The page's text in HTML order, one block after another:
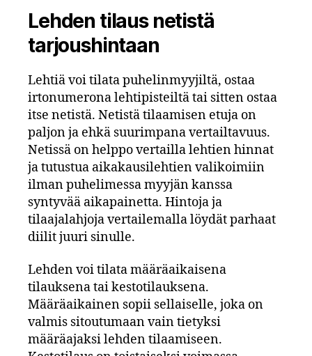
Lehden tilaus netistä
tarjoushintaan
Lehtiä voi tilata puhelinmyyjiltä, ostaa
irtonumerona lehtipisteiltä tai sitten ostaa
itse netistä. Netistä tilaamisen etuja on
paljon ja ehkä suurimpana vertailtavuus.
Netissä on helppo vertailla lehtien hinnat
ja tutustua aikakausilehtien valikoimiin
ilman puhelimessa myyjän kanssa
syntyvää aikapainetta. Hintoja ja
tilaajalahjoja vertailemalla löydät parhaat
diilit juuri sinulle.
Lehden voi tilata määräaikaisena
tilauksena tai kestotilauksena.
Määräaikainen sopii sellaiselle, joka on
valmis sitoutumaan vain tietyksi
määräajaksi lehden tilaamiseen.